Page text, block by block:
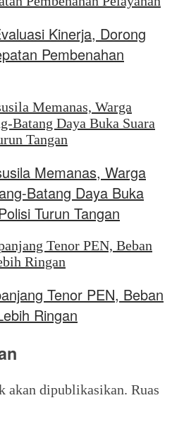
Kinerja, Dorong
Pembenahan
Memanas, Warga
Batang Daya Buka
Turun Tangan
Tenor PEN, Beban
Ringan
akan dipublikasikan. Ruas